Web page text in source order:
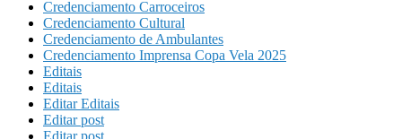
Credenciamento Carroceiros
Credenciamento Cultural
Credenciamento de Ambulantes
Credenciamento Imprensa Copa Vela 2025
Editais
Editais
Editar Editais
Editar post